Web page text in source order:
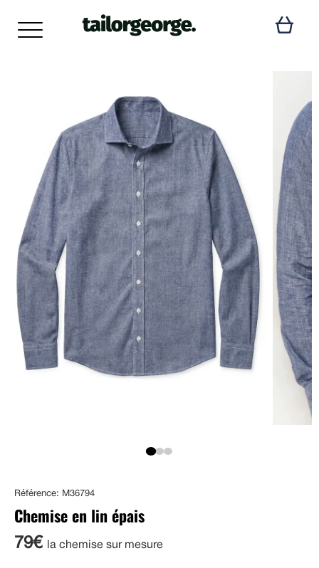
Référence: M36794
Chemise en lin épais
79€ la chemise sur mesure